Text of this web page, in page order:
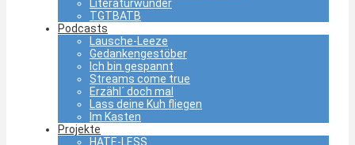
Literaturwunder
TGTBATB
Podcasts
Lausche-Leeze
Gedankengestöber
Ich bin gespannt
Streams come true
Erzähl´ doch mal
Lass deine Kuh fliegen
Im Kasten
Projekte
HATE-LESS